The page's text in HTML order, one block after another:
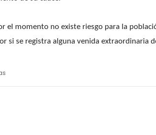
el momento no existe riesgo para la
si se registra alguna venida extraordinaria